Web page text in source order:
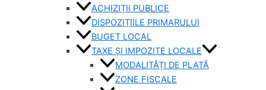
ACHIZIȚII PUBLICE
DISPOZIȚIILE PRIMARULUI
BUGET LOCAL
TAXE ȘI IMPOZITE LOCALE
MODALITĂȚI DE PLATĂ
ZONE FISCALE